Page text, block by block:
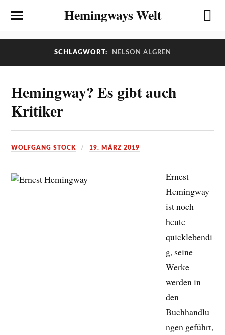
Hemingways Welt
SCHLAGWORT: NELSON ALGREN
Hemingway? Es gibt auch
Kritiker
WOLFGANG STOCK 19. MÄRZ 2019
Ernest
Hemingway
ist noch
heute
quicklebendi
g, seine
Werke
werden in
den
Buchhandlu
ngen geführt,